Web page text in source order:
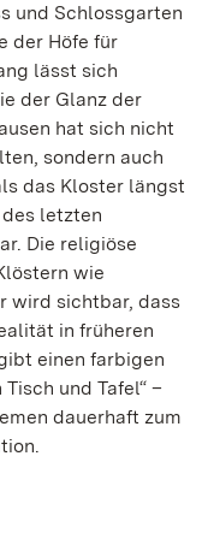
und Schlossgarten
der Höfe für
lässt sich
der Glanz der
hat sich nicht
sondern auch
das Kloster längst
letzten
Die religiöse
wie
wird sichtbar, dass
in früheren
einen farbigen
und Tafel“ –
dauerhaft zum